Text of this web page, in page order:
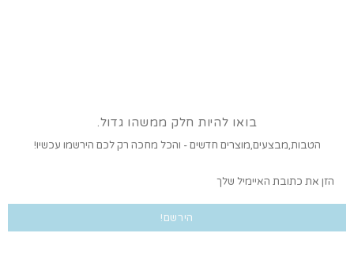
בואו להיות חלק ממשהו גדול.
הטבות,מבצעים,מוצרים חדשים - והכל מחכה רק לכם הירשמו עכשיו!